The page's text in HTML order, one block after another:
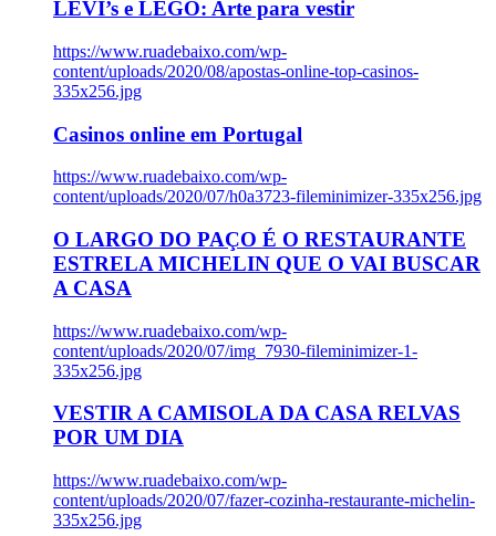
LEVI’s e LEGO: Arte para vestir
https://www.ruadebaixo.com/wp-
content/uploads/2020/08/apostas-online-top-casinos-
335x256.jpg
Casinos online em Portugal
https://www.ruadebaixo.com/wp-
content/uploads/2020/07/h0a3723-fileminimizer-335x256.jpg
O LARGO DO PAÇO É O RESTAURANTE
ESTRELA MICHELIN QUE O VAI BUSCAR
A CASA
https://www.ruadebaixo.com/wp-
content/uploads/2020/07/img_7930-fileminimizer-1-
335x256.jpg
VESTIR A CAMISOLA DA CASA RELVAS
POR UM DIA
https://www.ruadebaixo.com/wp-
content/uploads/2020/07/fazer-cozinha-restaurante-michelin-
335x256.jpg